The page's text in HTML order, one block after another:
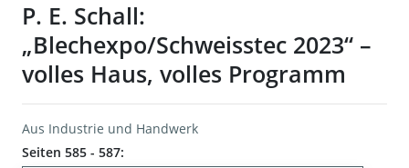
P. E. Schall:
„Blechexpo/Schweisstec 2023“ –
volles Haus, volles Programm
Aus Industrie und Handwerk
Seiten 585 - 587: